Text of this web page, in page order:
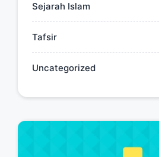
Sejarah Islam
Tafsir
Uncategorized